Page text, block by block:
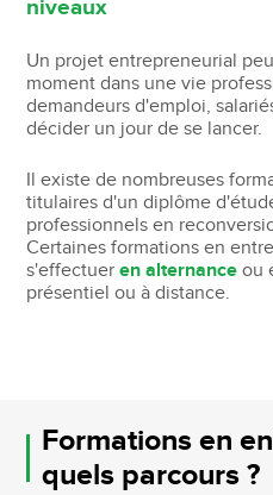
niveaux
Un projet entrepreneurial
moment dans une vie
demandeurs d'emploi,
décider un jour de se lancer.
Il existe de nombreuses
titulaires d'un diplôme
professionnels en
Certaines formations en
s'effectueren alternance ou
présentiel ou à distance.
Formations en
quels parcours ?